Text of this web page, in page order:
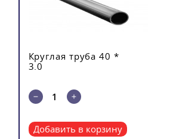
Круглая труба 40 *
3.0
Добавить в корзину